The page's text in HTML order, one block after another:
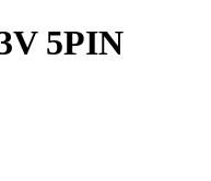
5PIN